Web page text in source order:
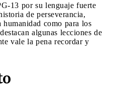
13 por su lenguaje fuerte
de perseverancia,
como para los
algunas lecciones de
vale la pena recordar y